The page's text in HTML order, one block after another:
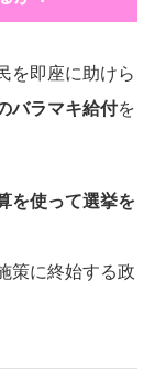
を即座に助けら
バラマキ給付を
を使って選挙を
策に終始する政